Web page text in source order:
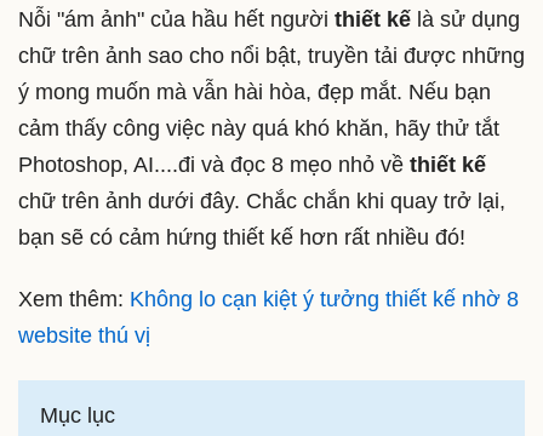
Nỗi "ám ảnh" của hầu hết người thiết kế là sử dụng
chữ trên ảnh sao cho nổi bật, truyền tải được những
ý mong muốn mà vẫn hài hòa, đẹp mắt. Nếu bạn
cảm thấy công việc này quá khó khăn, hãy thử tắt
Photoshop, AI....đi và đọc 8 mẹo nhỏ về thiết kế
chữ trên ảnh dưới đây. Chắc chắn khi quay trở lại,
bạn sẽ có cảm hứng thiết kế hơn rất nhiều đó!
Xem thêm: Không lo cạn kiệt ý tưởng thiết kế nhờ 8
website thú vị
Mục lục